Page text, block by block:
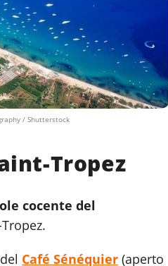
/ Shutterstock
Tropez
cocente del
Café Sénéquier (aperto